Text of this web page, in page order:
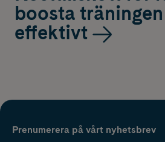
boosta
effektivt
Prenumerera på vårt nyhetsbrev